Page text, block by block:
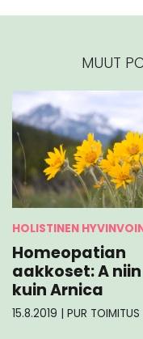
MUUT
HOLISTINEN
Homeopatian
aakkoset: A niin
kuin Arnica
15.8.2019 PUR TOIMITUS